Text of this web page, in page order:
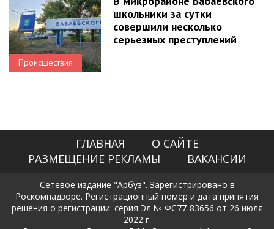
Происшествия
школьники за сутки
совершили несколько
серьезных преступлений
ГЛАВНАЯ
О САЙТЕ
РАЗМЕЩЕНИЕ РЕКЛАМЫ
ВАКАНСИИ
Сетевое издание "Арбуз". Зарегистрировано в
Роскомнадзоре. Регистрационный номер и дата принятия
решения о регистрации: серия Эл № ФС77-83656 от 26 июля
2022 г.